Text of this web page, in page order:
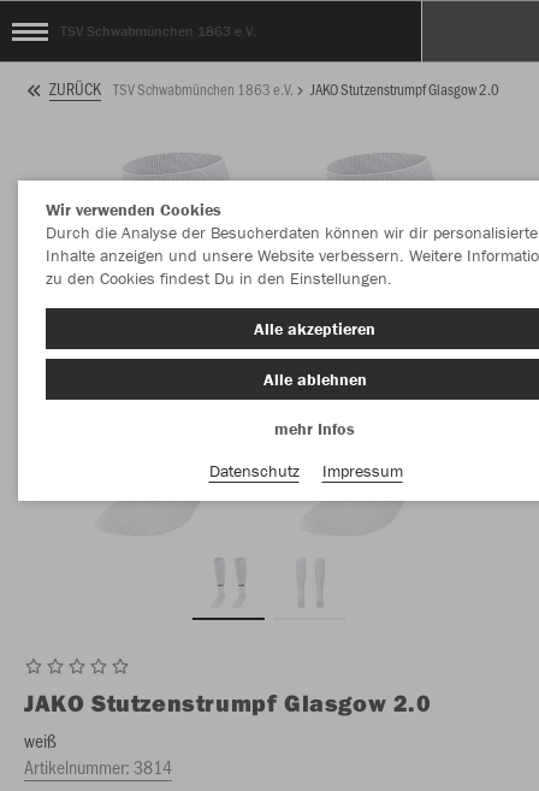
TSV Schwabmünchen 1863 e.V.
ZURÜCK TSV Schwabmünchen 1863 e.V. JAKO Stutzenstrumpf Glasgow 2.0
JAKO Stutzenstrumpf Glasgow 2.0
weiß
Artikelnummer:3814
Wir verwenden Cookies
Durch die Analyse der Besucherdaten können wir dir personalisierte
Inhalte anzeigen und unsere Website verbessern. Weitere
zu den Cookies findest Du in den Einstellungen.
Alle akzeptieren
Alle ablehnen
mehr Infos
Datenschutz
Impressum